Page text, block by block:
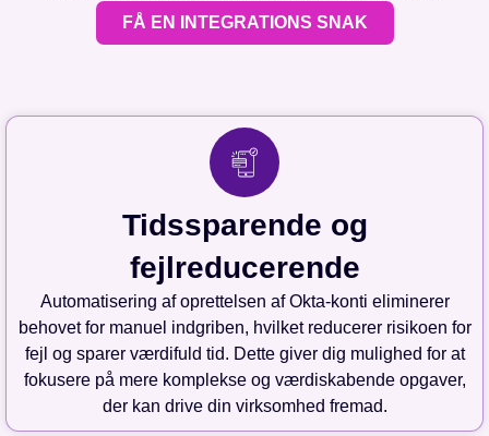
FÅ EN INTEGRATIONS SNAK
Tidssparende og
fejlreducerende
Automatisering af oprettelsen af Okta-konti eliminerer
behovet for manuel indgriben, hvilket reducerer risikoen for
fejl og sparer værdifuld tid. Dette giver dig mulighed for at
fokusere på mere komplekse og værdiskabende opgaver,
der kan drive din virksomhed fremad.